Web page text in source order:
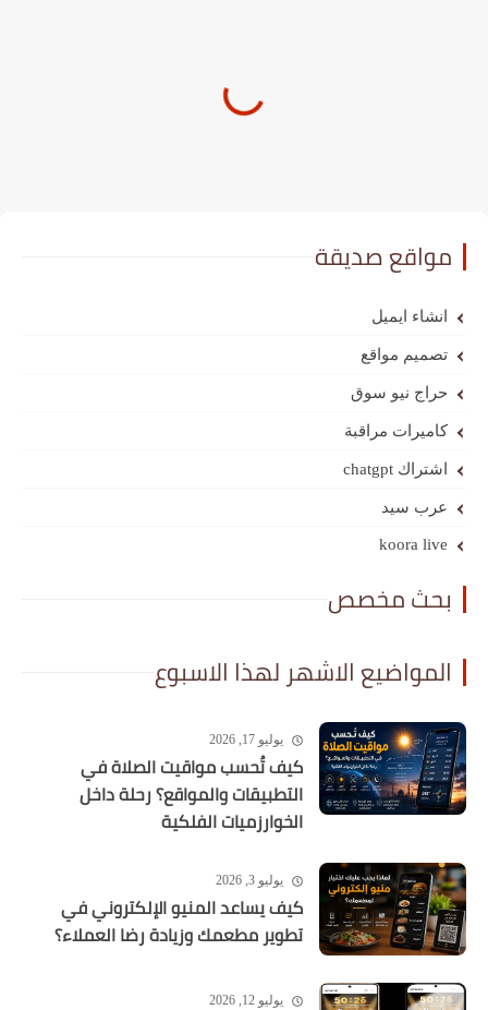
مواقع صديقة
انشاء ايميل
تصميم مواقع
حراج نيو سوق
كاميرات مراقبة
اشتراك chatgpt
عرب سيد
koora live
بحث مخصص
المواضيع الاشهر لهذا الاسبوع
يوليو 17, 2026
كيف تُحسب مواقيت الصلاة في
التطبيقات والمواقع؟ رحلة داخل
الخوارزميات الفلكية
يوليو 3, 2026
كيف يساعد المنيو الإلكتروني في
تطوير مطعمك وزيادة رضا العملاء؟
يوليو 12, 2026